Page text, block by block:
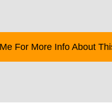
For More Info About